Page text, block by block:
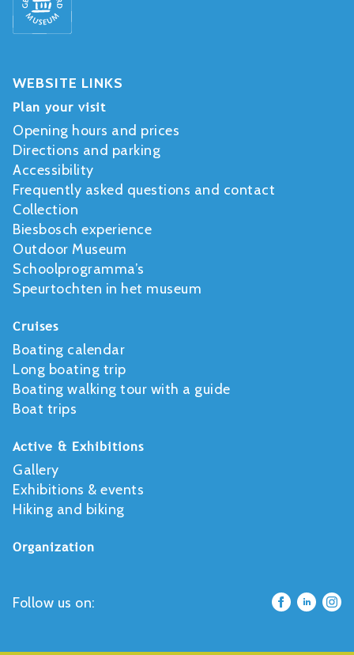
WEBSITE LINKS
Plan your visit
Opening hours and prices
Directions and parking
Accessibility
Frequently asked questions and contact
Collection
Biesbosch experience
Outdoor Museum
Schoolprogramma’s
Speurtochten in het museum
Cruises
Boating calendar
Long boating trip
Boating walking tour with a guide
Boat trips
Active & Exhibitions
Gallery
Exhibitions & events
Hiking and biking
Organization
Follow us on: